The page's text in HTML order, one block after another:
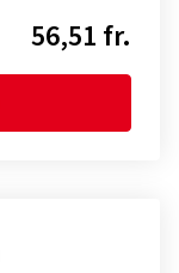
56,51 fr.